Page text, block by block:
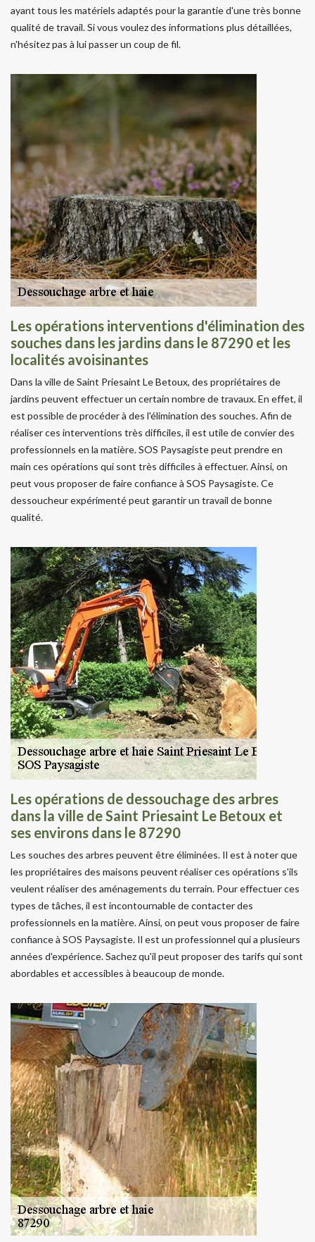
ayant tous les matériels adaptés pour la garantie d'une très bonne
qualité de travail. Si vous voulez des informations plus détaillées,
n'hésitez pas à lui passer un coup de fil.
Les opérations interventions d'élimination des
souches dans les jardins dans le 87290 et les
localités avoisinantes
Dans la ville de Saint Priesaint Le Betoux, des propriétaires de
jardins peuvent effectuer un certain nombre de travaux. En effet, il
est possible de procéder à des l'élimination des souches. Afin de
réaliser ces interventions très difficiles, il est utile de convier des
professionnels en la matière. SOS Paysagiste peut prendre en
main ces opérations qui sont très difficiles à effectuer. Ainsi, on
peut vous proposer de faire confiance à SOS Paysagiste. Ce
dessoucheur expérimenté peut garantir un travail de bonne
qualité.
Les opérations de dessouchage des arbres
dans la ville de Saint Priesaint Le Betoux et
ses environs dans le 87290
Les souches des arbres peuvent être éliminées. Il est à noter que
les propriétaires des maisons peuvent réaliser ces opérations s'ils
veulent réaliser des aménagements du terrain. Pour effectuer ces
types de tâches, il est incontournable de contacter des
professionnels en la matière. Ainsi, on peut vous proposer de faire
confiance à SOS Paysagiste. Il est un professionnel qui a plusieurs
années d'expérience. Sachez qu'il peut proposer des tarifs qui sont
abordables et accessibles à beaucoup de monde.